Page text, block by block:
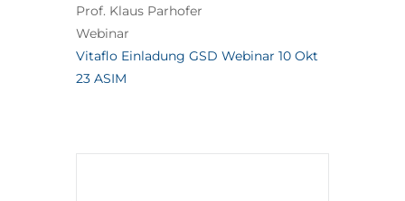
Prof. Klaus Parhofer
Webinar
Vitaflo Einladung GSD Webinar 10 Okt
23 ASIM